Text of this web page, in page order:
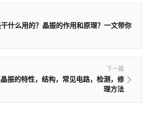
什么用的？晶振的作用和原理？一文带你
下一篇
振的特性，结构，常见电路，检测，修
理方法